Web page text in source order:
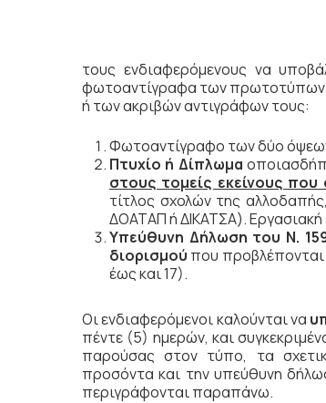
τους ενδιαφερόμενους να
φωτοαντίγραφα των πρωτοτύπων
ή των ακριβών αντιγράφων τους:
Φωτοαντίγραφο των δύο
Πτυχίο ή Δίπλωμα
στους τομείς εκείνους
τίτλος σχολών της
ΔΟΑΤΑΠ ή ΔΙΚΑΤΣΑ). Εργασιακή
Υπεύθυνη Δήλωση του Ν.
διορισμού που
έως και 17).
Οι ενδιαφερόμενοι καλούνται να
πέντε (5) ημερών, και
παρούσας στον τύπο,
τα
προσόντα και την υπεύθυνη
περιγράφονται παραπάνω.